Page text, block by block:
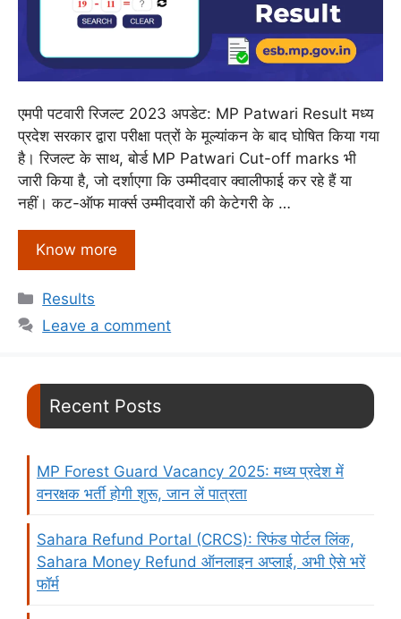
एमपी पटवारी रिजल्ट 2023 अपडेट: MP Patwari Result मध्य
प्रदेश सरकार द्वारा परीक्षा पत्रों के मूल्यांकन के बाद घोषित किया गया
है। रिजल्ट के साथ, बोर्ड MP Patwari Cut-off marks भी
जारी किया है, जो दर्शाएगा कि उम्मीदवार क्वालीफाई कर रहे हैं या
नहीं। कट-ऑफ मार्क्स उम्मीदवारों की केटेगरी के …
Know more
Categories
Results
Leave a comment
Recent Posts
MP Forest Guard Vacancy 2025: मध्य प्रदेश में
वनरक्षक भर्ती होगी शुरू, जान लें पात्रता
Sahara Refund Portal (CRCS): रिफंड पोर्टल लिंक,
Sahara Money Refund ऑनलाइन अप्लाई, अभी ऐसे भरें
फॉर्म